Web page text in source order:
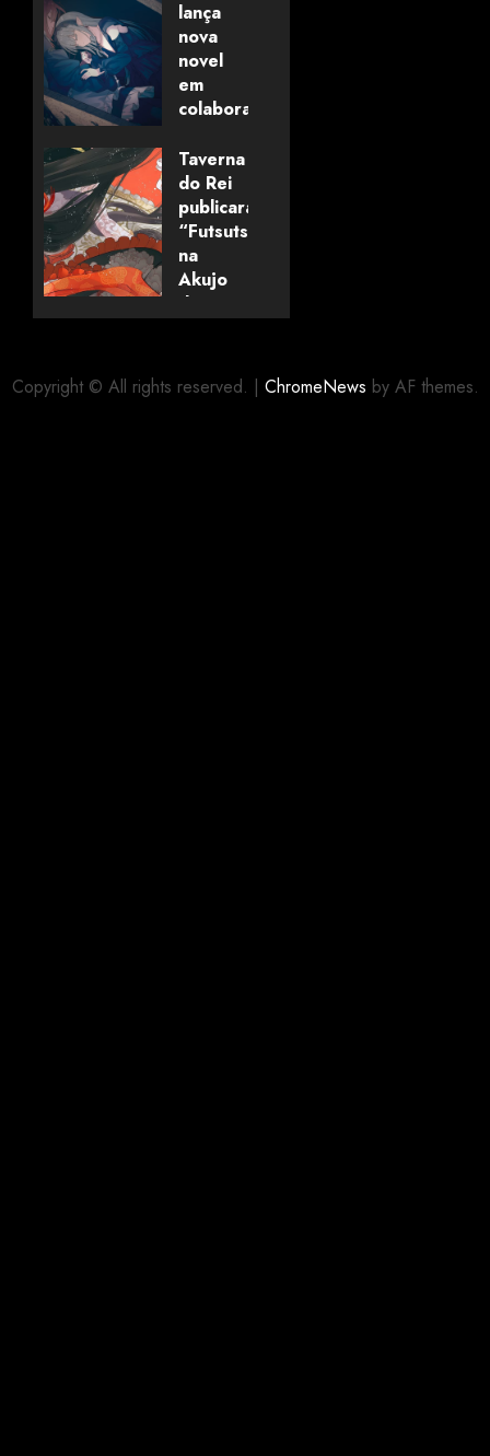
lança
nova
novel
em
colaboração
editora
alemã
06/08/2026
0
Taverna
do Rei
publicará
“Futsutsuka
na
Akujo
dewa
(mangá)
Copyright © All rights reserved. | ChromeNews by AF themes.